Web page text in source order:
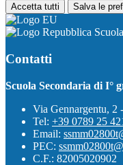
Accetta tutti Salva le
Contatti
Scuola Secondaria di I°
Via Gennargentu, 2
Tel: +39 0789 25
Email:
PEC:
C.F.: 82005020902